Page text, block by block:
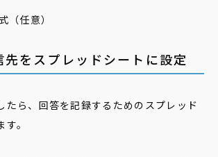
（任意）
をスプレッドシートに設定
たら、回答を記録するためのスプレッド
。